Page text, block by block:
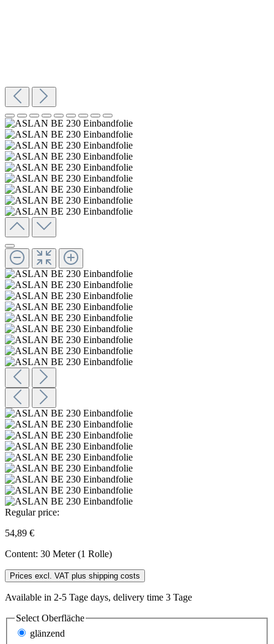
Regular price:
54,89 €
Content: 30 Meter (1 Rolle)
Prices excl. VAT plus shipping costs
Available in 2-5 Tage days, delivery time 3 Tage
Select Oberfläche
glänzend